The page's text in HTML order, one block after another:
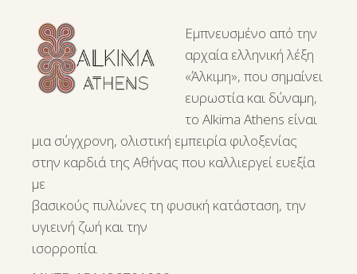
Εμπνευσμένο από την
αρχαία ελληνική λέξη
«Άλκιμη», που σημαίνει
ευρωστία και δύναμη,
το Alkima Athens είναι
μια σύγχρονη, ολιστική εμπειρία φιλοξενίας
στην καρδιά της Αθήνας που καλλιεργεί ευεξία
με
βασικούς πυλώνες τη φυσική κατάσταση, την
υγιεινή ζωή και την
ισορροπία.